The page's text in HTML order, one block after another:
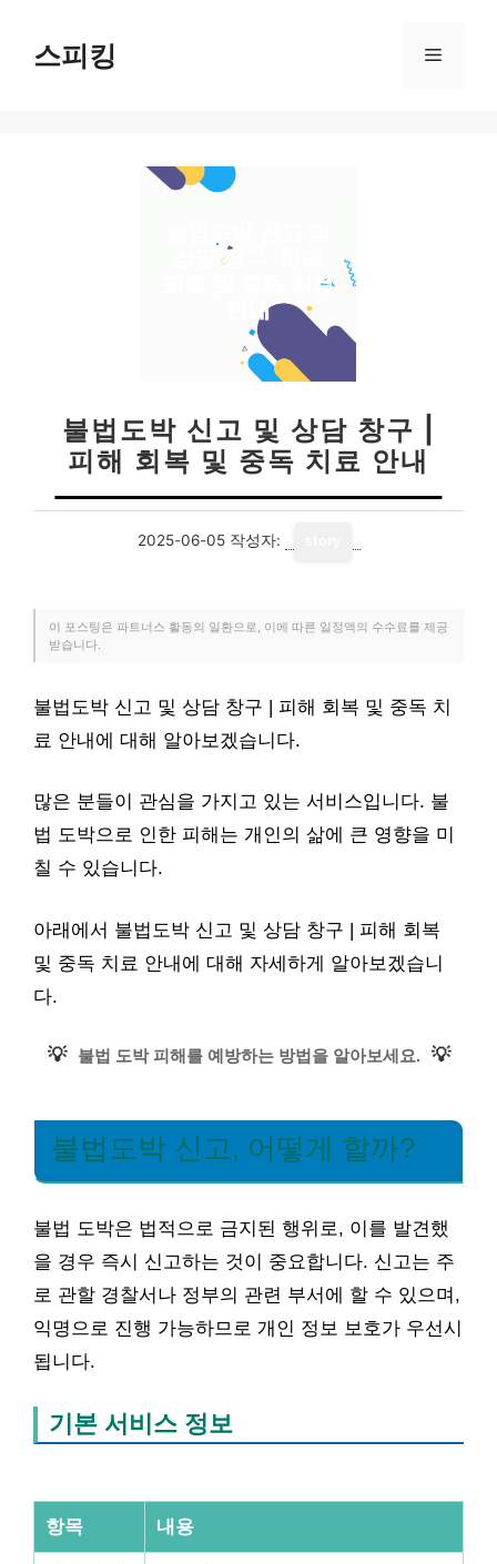
스피킹 메
불법도박 신고 및 상담 창구 |
피해 회복 및 중독 치료 안내
2025-06-05 작성자:
이 포스팅은 파트너스 활동의 일환으로, 이에 따른 일정액의 수수료를 제공
받습니다.
불법도박 신고 및 상담 창구 | 피해 회복 및 중독 치
료 안내에 대해 알아보겠습니다.
많은 분들이 관심을 가지고 있는 서비스입니다. 불
법 도박으로 인한 피해는 개인의 삶에 큰 영향을 미
칠 수 있습니다.
아래에서 불법도박 신고 및 상담 창구 | 피해 회복
및 중독 치료 안내에 대해 자세하게 알아보겠습니
다.
💡 불법 도박 피해를 예방하는 방법을 알아보세요. 💡
불법도박 신고, 어떻게 할까?
불법 도박은 법적으로 금지된 행위로, 이를 발견했
을 경우 즉시 신고하는 것이 중요합니다. 신고는 주
로 관할 경찰서나 정부의 관련 부서에 할 수 있으며,
익명으로 진행 가능하므로 개인 정보 보호가 우선시
됩니다.
기본 서비스 정보
항목 내용